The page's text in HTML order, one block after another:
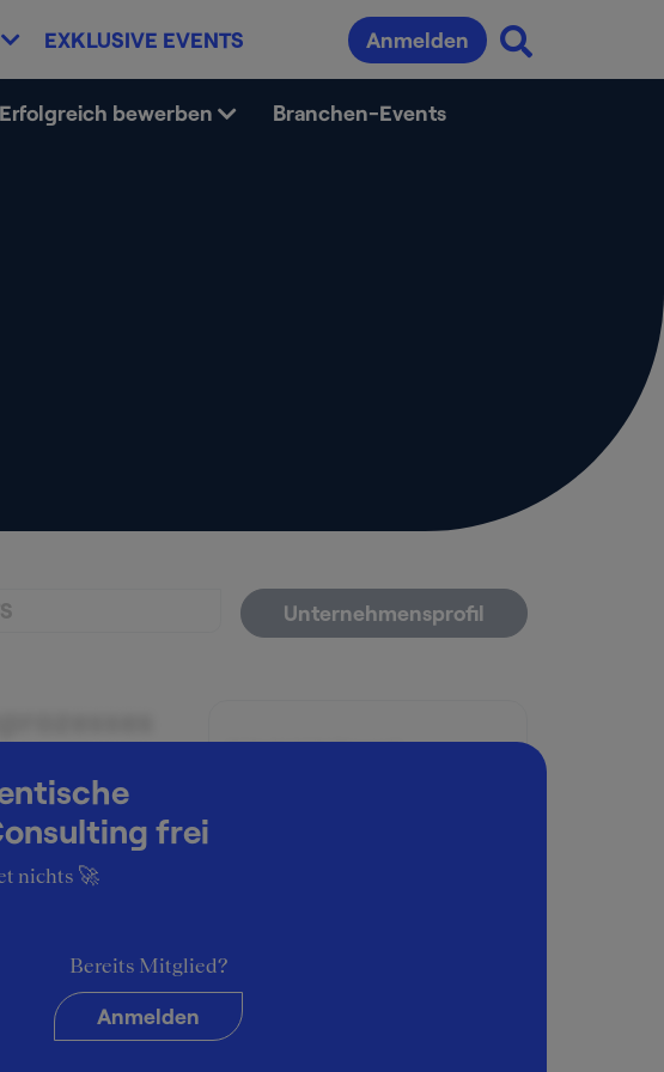
EXKLUSIVE EVENTS Anmelden
Erfolgreich bewerben Branchen-Events
Unternehmensprofil
den
frei
nichts 🚀
Bereits Mitglied?
Anmelden